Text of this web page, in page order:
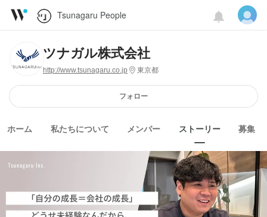
Tsunagaru People
ツナガル株式会社
http://www.tsunagaru.co.jp 東京都
フォロー
ホーム 私たちについて メンバー ストーリー 募集